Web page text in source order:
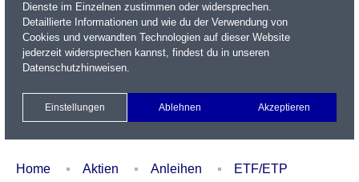
Name / WKN / ISIN / Kürzel
Xetra Realtime
Watchlist Portfolio Login
Home Aktien Anleihen
ETF/ETP
Dienste im Einzelnen zustimmen oder widersprechen.
Detaillierte Informationen und wie du der Verwendung von
Cookies und verwandten Technologien auf dieser Website
jederzeit widersprechen kannst, findest du in unseren
Datenschutzhinweisen.
Einstellungen Ablehnen Akzeptieren